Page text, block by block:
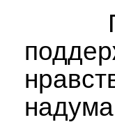
При